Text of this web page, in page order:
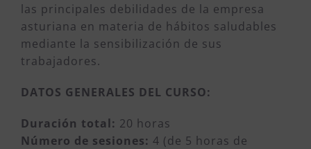
las principales debilidades de la empresa
asturiana en materia de hábitos saludables
mediante la sensibilización de sus
trabajadores.
DATOS GENERALES DEL CURSO:
Duración total: 20 horas
Número de sesiones: 4 (de 5 horas de